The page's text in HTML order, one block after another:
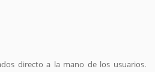
directo a la mano de los usuarios.